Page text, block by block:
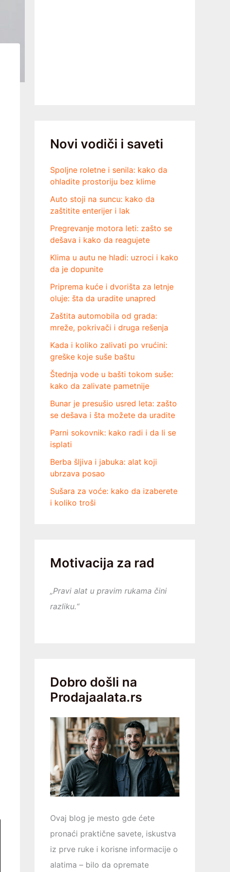
Novi vodiči i saveti
Spoljne roletne i senila: kako da
ohladite prostoriju bez klime
Auto stoji na suncu: kako da
zaštitite enterijer i lak
Pregrevanje motora leti: zašto se
dešava i kako da reagujete
Klima u autu ne hladi: uzroci i kako
da je dopunite
Priprema kuće i dvorišta za letnje
oluje: šta da uradite unapred
Zaštita automobila od grada:
mreže, pokrivači i druga rešenja
Kada i koliko zalivati po vrućini:
greške koje suše baštu
Štednja vode u bašti tokom suše:
kako da zalivate pametnije
Bunar je presušio usred leta: zašto
se dešava i šta možete da uradite
Parni sokovnik: kako radi i da li se
isplati
Berba šljiva i jabuka: alat koji
ubrzava posao
Sušara za voće: kako da izaberete
i koliko troši
Motivacija za rad
„Pravi alat u pravim rukama čini
razliku.“
Dobro došli na
Prodajaalata.rs
Ovaj blog je mesto gde ćete
pronaći praktične savete, iskustva
iz prve ruke i korisne informacije o
alatima – bilo da opremаtе